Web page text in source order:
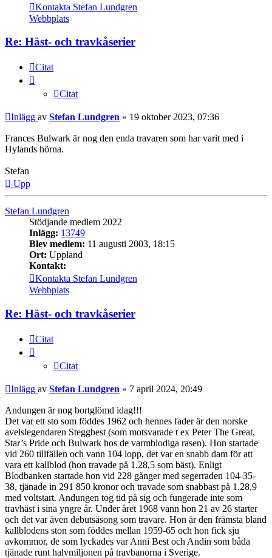
Kontakta Stefan Lundgren
Webbplats
Re: Häst- och travkåserier
Citat
Citat
Inlägg av Stefan Lundgren » 19 oktober 2023, 07:36
Frances Bulwark är nog den enda travaren som har varit med i
Hylands hörna.
Stefan
Upp
Stefan Lundgren
Stödjande medlem 2022
Inlägg: 13749
Blev medlem: 11 augusti 2003, 18:15
Ort: Uppland
Kontakt:
Kontakta Stefan Lundgren
Webbplats
Re: Häst- och travkåserier
Citat
Citat
Inlägg av Stefan Lundgren » 7 april 2024, 20:49
Andungen är nog bortglömd idag!!!
Det var ett sto som föddes 1962 och hennes fader är den norske
avelslegendaren Steggbest (som motsvarade t ex Peter The Great,
Star’s Pride och Bulwark hos de varmblodiga rasen). Hon startade
vid 260 tillfällen och vann 104 lopp, det var en snabb dam för att
vara ett kallblod (hon travade på 1.28,5 som bäst). Enligt
Blodbanken startade hon vid 228 gånger med segerraden 104-35-
38, tjänade in 291 850 kronor och travade som snabbast på 1.28,9
med voltstart. Andungen tog tid på sig och fungerade inte som
travhäst i sina yngre år. Under året 1968 vann hon 21 av 26 starter
och det var även debutsäsong som travare. Hon är den främsta bland
kallblodens ston som föddes mellan 1959-65 och hon fick sju
avkommor, de som lyckades var Anni Best och Andin som båda
tjänade runt halvmiljonen på travbanorna i Sverige.